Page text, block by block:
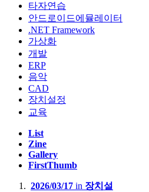
타자연습
안드로이드에뮬레이터
.NET Framework
가상화
개발
ERP
음악
CAD
장치설정
교육
List
Zine
Gallery
FirstThumb
2026/03/17 in 장치설